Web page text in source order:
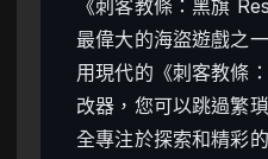
《刺客教條：黑旗
最偉大的海盜遊戲之
用現代的《刺客教條
改器，您可以跳過繁
全專注於探索和精彩